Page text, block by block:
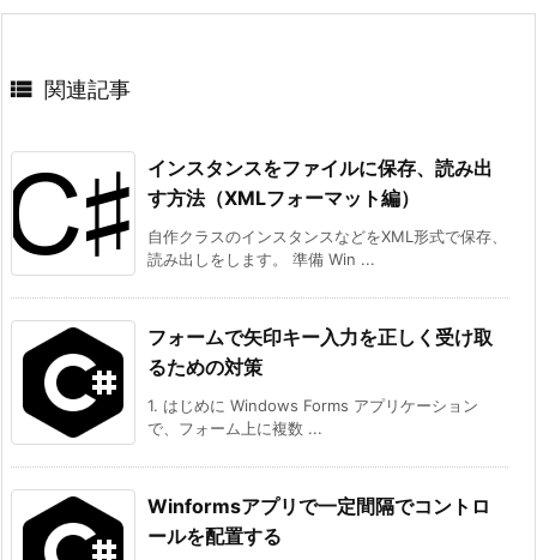
 関連記事
インスタンスをファイルに保存、読み出
す方法（XMLフォーマット編）
自作クラスのインスタンスなどをXML形式で保存、
読み出しをします。 準備 Win ...
フォームで矢印キー入力を正しく受け取
るための対策
1. はじめに Windows Forms アプリケーション
で、フォーム上に複数 ...
Winformsアプリで一定間隔でコントロ
ールを配置する